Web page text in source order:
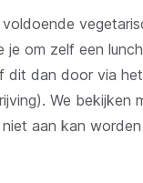
je om zelf een
dan door via
We
aan kan